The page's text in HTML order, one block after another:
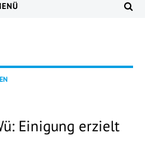
Einigung erzielt